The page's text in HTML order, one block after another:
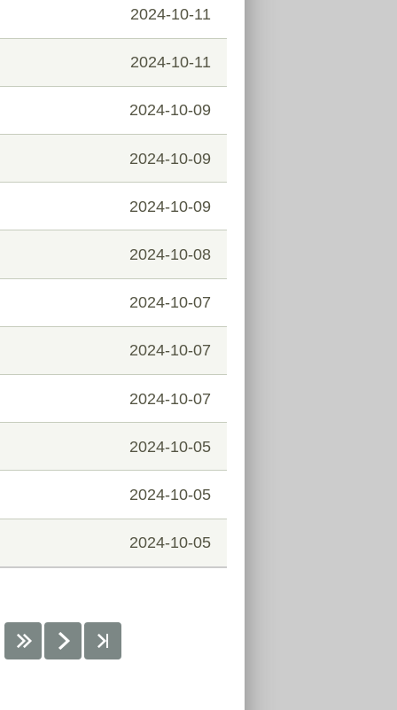
2024-10-11
2024-10-11
2024-10-09
2024-10-09
2024-10-09
2024-10-08
2024-10-07
2024-10-07
2024-10-07
2024-10-05
2024-10-05
2024-10-05